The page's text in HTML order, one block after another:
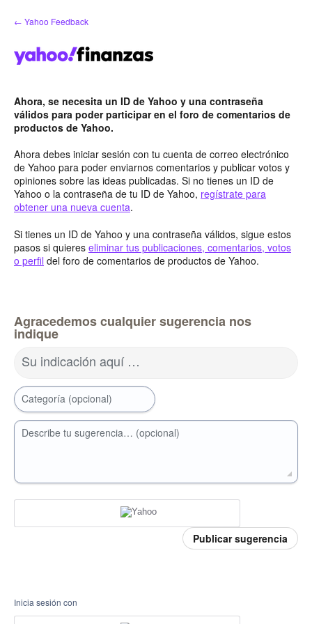
saltar
al
← Yahoo Feedback
Ahora, se necesita un ID de Yahoo y una contraseña
válidos para poder participar en el foro de comentarios de
productos de Yahoo.
Ahora debes iniciar sesión con tu cuenta de correo electrónico
de Yahoo para poder enviarnos comentarios y publicar votos y
opiniones sobre las ideas publicadas. Si no tienes un ID de
Yahoo o la contraseña de tu ID de Yahoo, regístrate para
obtener una nueva cuenta.
Si tienes un ID de Yahoo y una contraseña válidos, sigue estos
pasos si quieres eliminar tus publicaciones, comentarios, votos
o perfil del foro de comentarios de productos de Yahoo.
Agracedemos cualquier sugerencia nos
indique
Su indicación aquí …
Categoría (opcional)
Describe tu sugerencia… (opcional)
Publicar sugerencia
Inicia sesión con